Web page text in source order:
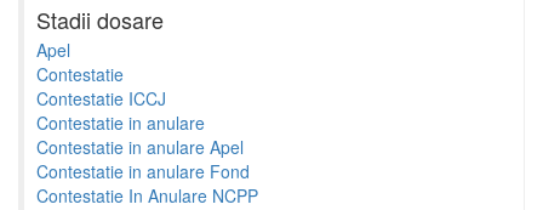
Stadii dosare
Apel
Contestatie
Contestatie ICCJ
Contestatie in anulare
Contestatie in anulare Apel
Contestatie in anulare Fond
Contestatie In Anulare NCPP